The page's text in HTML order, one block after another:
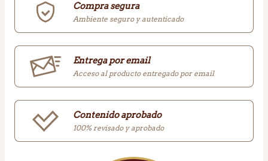
Compra segura
Ambiente seguro y autenticado
Entrega por email
Acceso al producto entregado por email
Contenido aprobado
100% revisado y aprobado